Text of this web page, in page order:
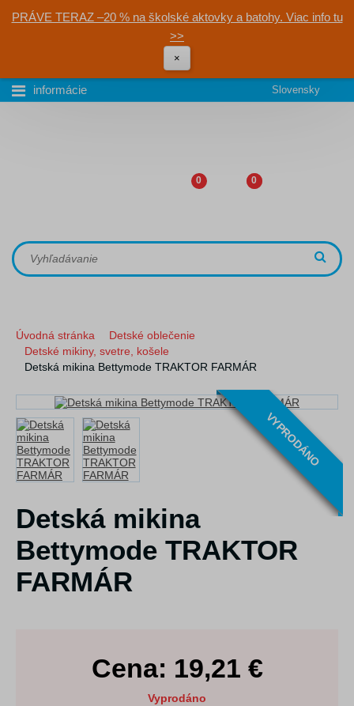
PRÁVE TERAZ –20 % na školské aktovky a batohy. Viac info tu
>>
×
informácie Slovensky
0 0
Úvodná stránka
Detské oblečenie
Detské mikiny, svetre, košele
Detská mikina Bettymode TRAKTOR FARMÁR
VYPRODÁNO
Detská mikina
Bettymode TRAKTOR
FARMÁR
Cena: 19,21 €
Vyprodáno